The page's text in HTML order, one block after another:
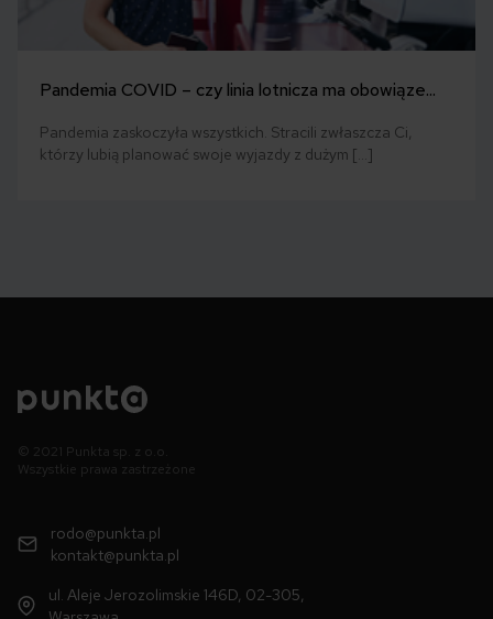
Pandemia COVID – czy linia lotnicza ma obowiąze...
Pandemia zaskoczyła wszystkich. Stracili zwłaszcza Ci,
którzy lubią planować swoje wyjazdy z dużym […]
© 2021 Punkta sp. z o.o.
Wszystkie prawa zastrzeżone
rodo@punkta.pl
kontakt@punkta.pl
ul. Aleje Jerozolimskie 146D, 02-305,